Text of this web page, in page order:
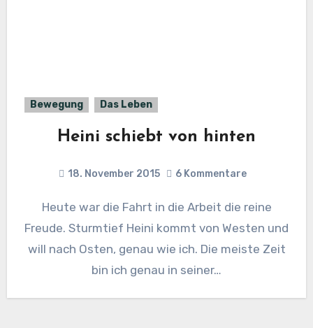
Bewegung Das Leben
Heini schiebt von hinten
18. November 2015 6 Kommentare
Heute war die Fahrt in die Arbeit die reine
Freude. Sturmtief Heini kommt von Westen und
will nach Osten, genau wie ich. Die meiste Zeit
bin ich genau in seiner…